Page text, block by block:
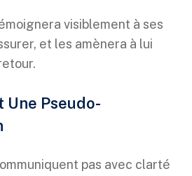
visiblement à ses
et les amènera à lui
Une Pseudo-
pas avec clarté